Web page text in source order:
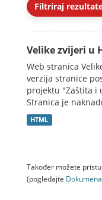
Filtriraj
Velike zvijeri u
Web stranica
verzija stranice
projektu "Zaštita i
Stranica je
HTML
Također možete
(pogledajte